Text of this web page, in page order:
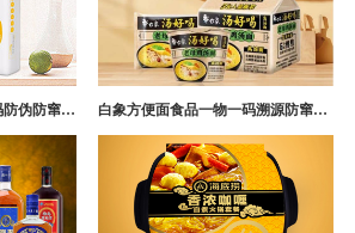
天娇-柔丫纸尿裤一物一码防伪防窜货追溯系统案例 白象方便面食品一物一码溯源防窜货解决方案